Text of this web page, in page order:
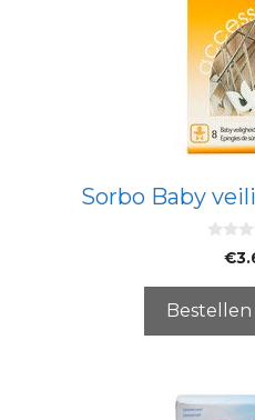
Sorbo Baby
5
€
Bestellen